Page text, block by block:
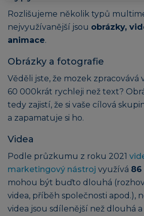
Rozlišujeme několik typů
nejvyužívanější jsou obrázky,
animace.
Obrázky a fotografie
Věděli jste, že mozek
60 000krát rychleji než text?
tedy zajistí, že si vaše cílová
a zapamatuje si ho.
Videa
Podle průzkumu z roku 2021
marketingový nástroj využívá 86
mohou být buďto dlouhá
videa, příběh společnosti apod.),
videa jsou sdílenější než dlouhá